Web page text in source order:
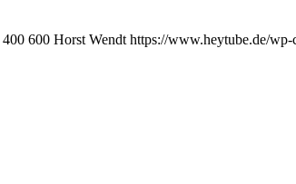
400 600 Horst Wendt https://www.heytube.de/